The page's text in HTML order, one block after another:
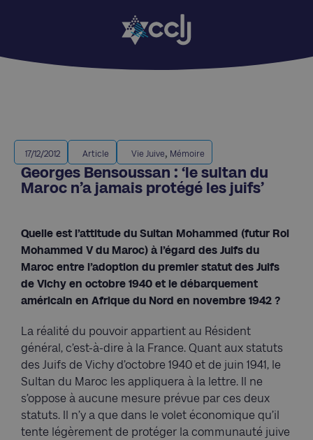
17/12/2012 Article Vie Juive, Mémoire
Georges Bensoussan : ‘le sultan du
Maroc n’a jamais protégé les juifs’
Quelle est l’attitude du Sultan Mohammed (futur Roi
Mohammed V du Maroc) à l’égard des Juifs du
Maroc entre l’adoption du premier statut des Juifs
de Vichy en octobre 1940 et le débarquement
américain en Afrique du Nord en novembre 1942 ?
La réalité du pouvoir appartient au Résident
général, c’est-à-dire à la France. Quant aux statuts
des Juifs de Vichy d’octobre 1940 et de juin 1941, le
Sultan du Maroc les appliquera à la lettre. Il ne
s’oppose à aucune mesure prévue par ces deux
statuts. Il n’y a que dans le volet économique qu’il
tente légèrement de protéger la communauté juive